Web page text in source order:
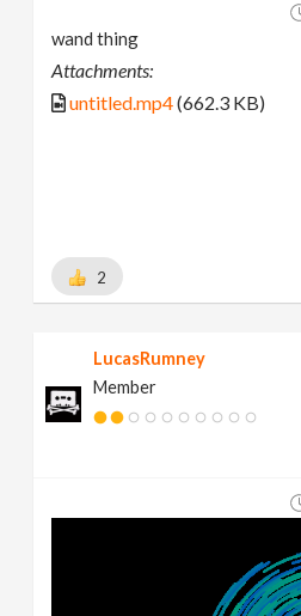
wand thing
Attachments:
untitled.mp4(662.3 KB)
2
LucasRumney
Member